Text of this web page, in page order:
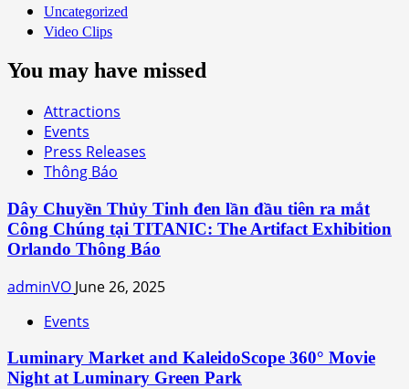
Uncategorized
Video Clips
You may have missed
Attractions
Events
Press Releases
Thông Báo
Dây Chuyền Thủy Tinh đen lần đầu tiên ra mắt
Công Chúng tại TITANIC: The Artifact Exhibition
Orlando Thông Báo
adminVO June 26, 2025
Events
Luminary Market and KaleidoScope 360° Movie
Night at Luminary Green Park